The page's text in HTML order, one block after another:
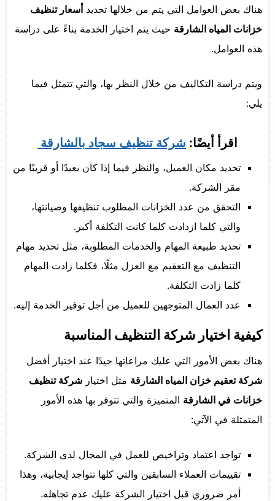
هناك بعض العوامل التي يتم من خلالها تحديد أسعار تنظيف
خزانات المياه الشارقة حيث يتم اختيار الخدمة بناءً على دراسة
هذه العوامل.
ويتم دراسة التكاليف من خلال النظر بها، والتي تتمثل فيما
يلي:
اقرأ أيضًا: شركة تنظيف سجاد بالشارقة
تحديد مكان العميل، والنظر فيما إذا كان بعيدًا أو قريبًا من
مقر الشركة.
التحقق من عدد الخزانات المطلوب تنظيفها وصيانتها،
والتي كلما ازدادت كلما كانت التكلفة أكبر.
تحديد طبيعة المهام والخدمات المطلوبة، مثل تحديد مهام
التنظيف مع التعقيم مع العزل مثلًا، فكلما زادت المهام
كلما زادت التكلفة.
عدد العمال المتوجهين للعميل من أجل توفير الخدمة إليه.
كيفية اختيار شركة التنظيف المناسبة
هناك بعض الأمور التي عليك مراعاتها جيدًا عند اختيار أفضل
شركة تعقيم خزان المياه الشارقة مثل اختيار شركة تنظيف
خزانات في الشارقة المتميزة والتي تتوفر بها هذه الأمور
المتمثلة في الآتي:
تواجد اعتماد وتراخيص للعمل في المجال لدى الشركة.
تقييمات العملاء السابقين والتي كلها تتواجد إيجابية، وهذا
أمر ضروري قبل اختيار الشركة عليك عدم تجاهله.